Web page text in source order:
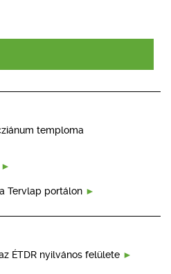
temploma
Tervlap portálon
ÉTDR nyilvános felülete